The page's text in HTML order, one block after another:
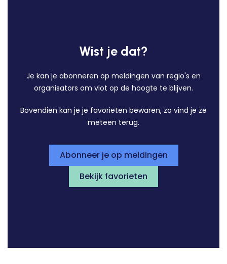
Wist je dat?
Je kan je abonneren op meldingen van regio's en
organisators om vlot op de hoogte te blijven.
Bovendien kan je je favorieten bewaren, zo vind je ze
meteen terug.
Abonneer je op meldingen
Bekijk favorieten